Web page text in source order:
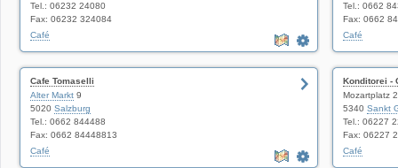
Tel.: 06232 24080
Fax: 06232 324084
Café
Tel.: 0662
Fax: 0662
Café
Cafe Tomaselli
Alter Markt 9
5020 Salzburg
Tel.: 0662 844488
Fax: 0662 84448813
Café
Konditorei -
Mozartplatz
5340 Sankt
Tel.: 06227
Fax: 06227
Café